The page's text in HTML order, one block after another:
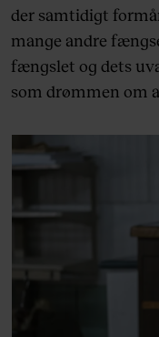
der samtidigt
mange andre
fængslet og dets
som drømmen om